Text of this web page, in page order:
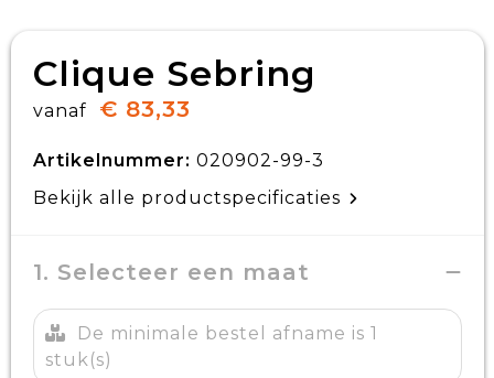
Clique Sebring
vanaf € 83,33
Artikelnummer: 020902-99-3
Bekijk alle productspecificaties
1. Selecteer een maat
De minimale bestel afname is 1
stuk(s)